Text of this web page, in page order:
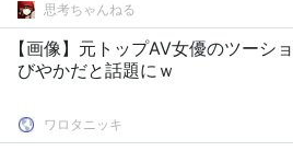
思考ちゃんねる
【画像】元トップAV女優のツーシ
びやかだと話題にｗ
ワロタニッキ